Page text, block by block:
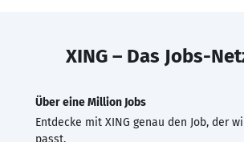
XING – Das Jobs-
Über eine Million Jobs
Entdecke mit XING genau den Job, der
passt.